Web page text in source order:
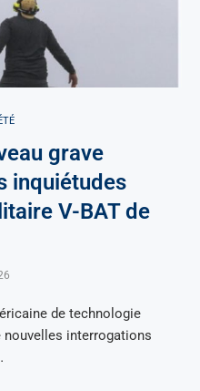
grave
inquiétudes
V-BAT de
de technologie
interrogations